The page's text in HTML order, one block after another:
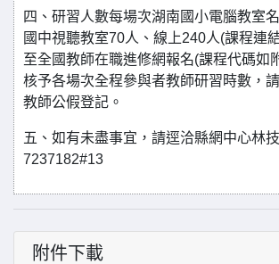
四、研習人數每場次湖南國小電腦教室
國中視聽教室70人、線上240人(課程連
至全國教師在職進修網報名(課程代碼如
核予各場次全程參與者教師研習時數，
教師公假登記。
五、如有未盡事宜，請逕洽縣網中心林
7237182#13
附件下載